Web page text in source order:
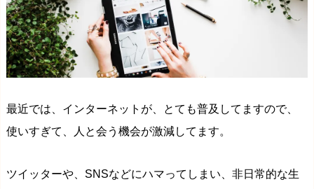
最近では、インターネットが、とても普及してますので、
使いすぎて、人と会う機会が激減してます。
ツイッターや、SNSなどにハマってしまい、非日常的な生